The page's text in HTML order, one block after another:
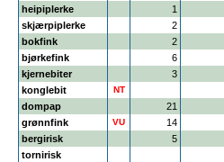
heipiplerke
1
skjærpiplerke
2
bokfink
2
bjørkefink
6
kjernebiter
3
konglebit
NT
dompap
21
grønnfink
VU 14
bergirisk
5
tornirisk